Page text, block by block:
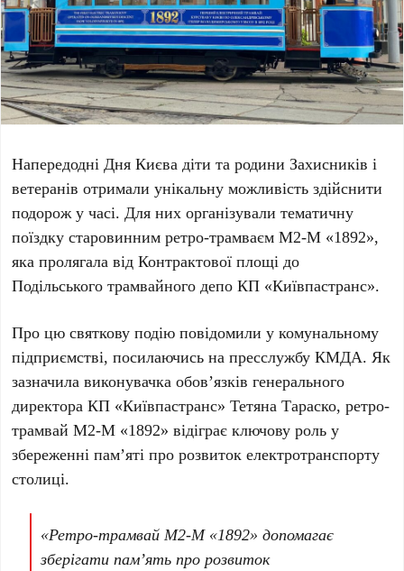
НапередодніДня Києва діти та родиниЗахисників і
ветеранів отримали унікальну можливість здійснити
подорож у часі. Для них організували тематичну
поїздку старовинним ретро-трамваємМ2-М «1892»,
яка пролягала відКонтрактової площі до
Подільського трамвайного депо КП «Київпастранс».
Про цю святкову подію повідомили у комунальному
підприємстві, посилаючись на пресслужбуКМДА. Як
зазначилавиконувачка обов’язків генерального
директора КП «Київпастранс» Тетяна Тараско, ретро-
трамвайМ2-М «1892» відіграє ключову роль у
збереженні пам’яті про розвиток електротранспорту
столиці.
«Ретро-трамвай М2-М «1892» допомагає
зберігати пам’ять про розвиток